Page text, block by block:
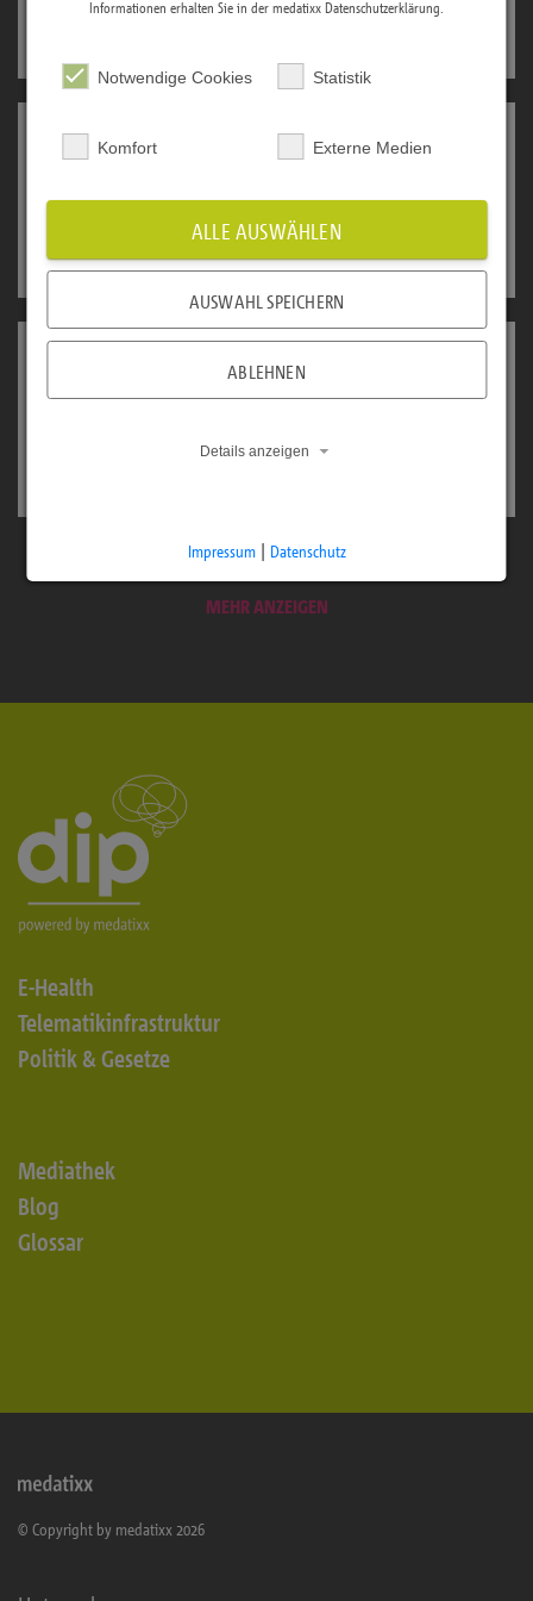
den…
Welche Veränderung hat die ePA in den Modellregionen
schon…
Vor 1 Jahr
MEHR ANZEIGEN
E-Health
Telematikinfrastruktur
Politik & Gesetze
Mediathek
Blog
Glossar
© Copyright by medatixx 2026
Informationen erhalten Sie in der medatixx Datenschutzerklärung
Notwendige Cookies Statistik
Komfort Externe Medien
ALLE AUSWÄHLEN
AUSWAHL SPEICHERN
ABLEHNEN
Details anzeigen
Impressum| Datenschutz